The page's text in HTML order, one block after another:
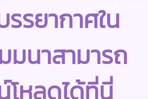
า
บถาม
16 ต.ค. 2566
รยากาศใน
มนาสามารถ
โหลดได้ที่นี่